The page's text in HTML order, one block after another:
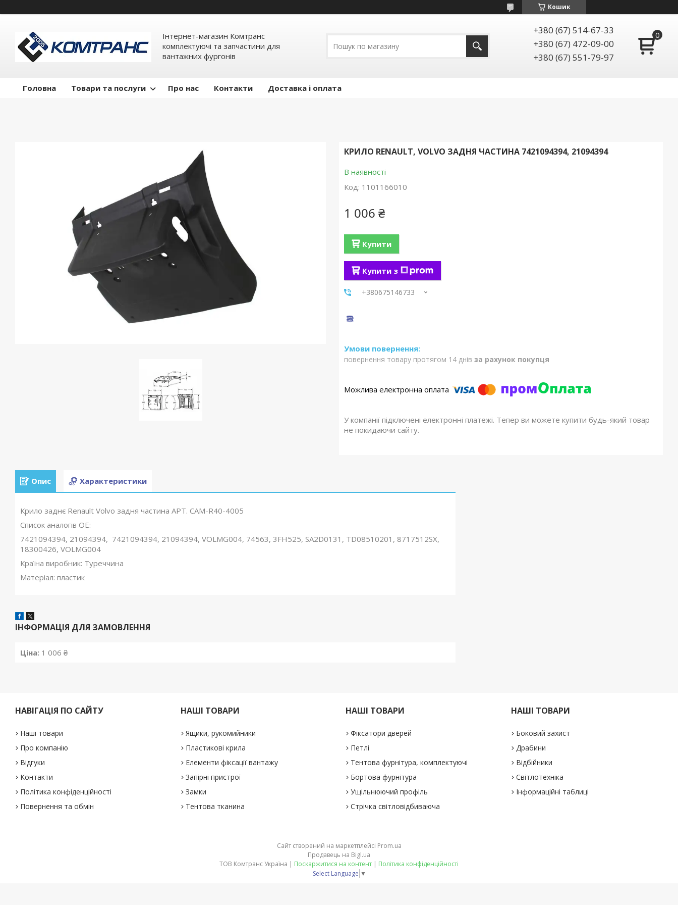
Кошик
Інтернет-магазин Комтранс
комплектуючі та запчастини для
вантажних фургонів
+380 (67) 514-67-33
+380 (67) 472-09-00
+380 (67) 551-79-97
Головна Товари та послуги Про нас Контакти Доставка і оплата
КРИЛО RENAULT, VOLVO ЗАДНЯ ЧАСТИНА 7421094394, 21094394
В наявності
Код: 1101166010
1 006 ₴
Купити
Купити з
+380675146733
повернення товару протягом 14 днів за рахунок покупця
У компанії підключені електронні платежі. Тепер ви можете купити будь-який товар
не покидаючи сайту.
Опис Характеристики
Крило заднє Renault Volvo задня частина АРТ. CAM-R40-4005
Список аналогів OE:
7421094394, 21094394, 7421094394, 21094394, VOLMG004, 74563, 3FH525, SA2D0131, TD08510201, 8717512SX,
18300426, VOLMG004
Країна виробник: Туреччина
Матеріал: пластик
ІНФОРМАЦІЯ ДЛЯ ЗАМОВЛЕННЯ
Ціна: 1 006 ₴
НАВІГАЦІЯ ПО САЙТУ
Наші товари
Про компанію
Відгуки
Контакти
Політика конфіденційності
Повернення та обмін
НАШІ ТОВАРИ
Ящики, рукомийники
Пластикові крила
Елементи фіксації вантажу
Запірні пристрої
Замки
Тентова тканина
НАШІ ТОВАРИ
Фіксатори дверей
Петлі
Тентова фурнітура, комплектуючі
Бортова фурнітура
Ущільнюючий профіль
Стрічка світловідбиваюча
НАШІ ТОВАРИ
Боковий захист
Драбини
Відбійники
Світлотехніка
Інформаційні таблиці
Сайт створений на маркетплейсі Prom.ua
Продавець на Bigl.ua
ТОВ Комтранс Україна | Поскаржитися на контент | Політика конфіденційності
Select Language ▼